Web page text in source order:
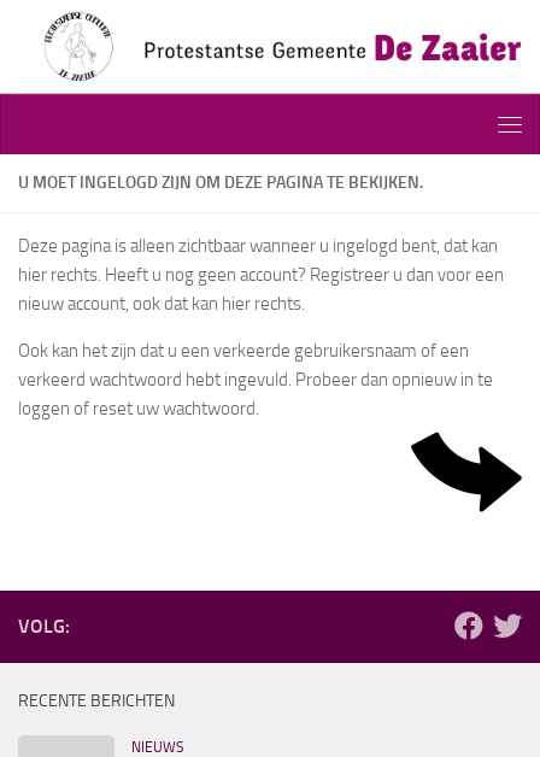
Doorgaan naar inhoud
U MOET INGELOGD ZIJN OM DEZE PAGINA TE BEKIJKEN.
Deze pagina is alleen zichtbaar wanneer u ingelogd bent, dat kan
hier rechts. Heeft u nog geen account? Registreer u dan voor een
nieuw account, ook dat kan hier rechts.
Ook kan het zijn dat u een verkeerde gebruikersnaam of een
verkeerd wachtwoord hebt ingevuld. Probeer dan opnieuw in te
loggen of reset uw wachtwoord.
VOLG:
RECENTE BERICHTEN
NIEUWS